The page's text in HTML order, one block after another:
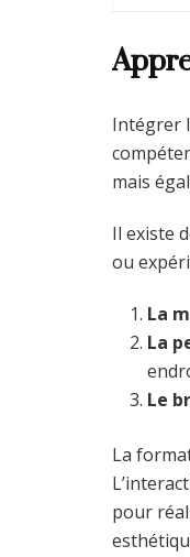
Intégrer
mais
Il existe
ou
La
La
Le
La
pour